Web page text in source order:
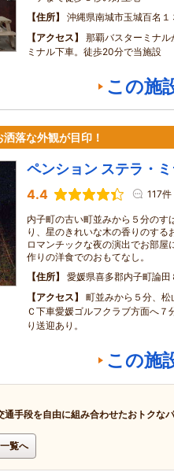
住所
沖縄県南城市玉城百名１
アクセス
那覇バスターミナ
ミナル下車。徒歩20分で当施設
この施
落な外観が目印！
ペンション ステラ・
4.4 117件
内子町の古い町並みから５分のす
り、星のきれいな木の香りのする
ロマンチックな夜の演出でお部屋
作りの洋食でのおもてなし。
住所
愛媛県喜多郡内子町論田
アクセス
町並みから５分、
Ｃ下車愛媛ゴルフクラブ方面へ７
り送迎あり。
この施
通手段を自由に組み合わせたおトクな
覧へ